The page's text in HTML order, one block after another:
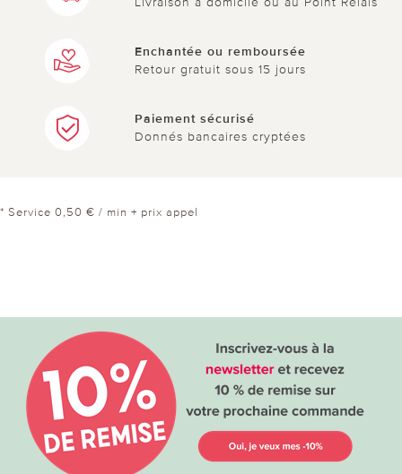
Enchantée ou remboursée
Retour gratuit sous 15 jours
Paiement sécurisé
Donnés bancaires cryptées
* Service 0,50 € / min + prix appel